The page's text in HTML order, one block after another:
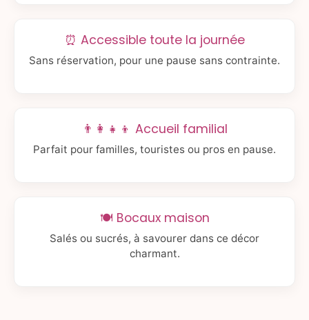
⏰ Accessible toute la journée
Sans réservation, pour une pause sans contrainte.
👨‍👩‍👧‍👦 Accueil familial
Parfait pour familles, touristes ou pros en pause.
🍽️ Bocaux maison
Salés ou sucrés, à savourer dans ce décor
charmant.